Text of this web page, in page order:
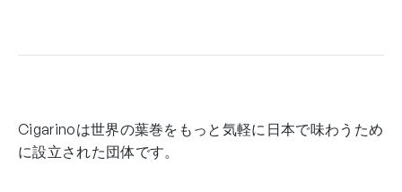
Cigarinoは世界の葉巻をもっと気軽に日本で味わうため
に設立された団体です。